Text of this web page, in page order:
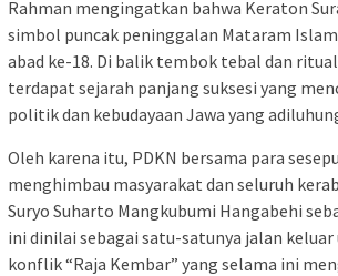
Rahman mengingatkan bahwa Keraton
simbol puncak peninggalan Mataram
abad ke-18. Di balik tembok tebal dan
terdapat sejarah panjang suksesi yang
politik dan kebudayaan Jawa yang
Oleh karena itu, PDKN bersama para
menghimbau masyarakat dan seluruh
Suryo Suharto Mangkubumi Hangabehi
ini dinilai sebagai satu-satunya jalan
konflik “Raja Kembar” yang selama ini